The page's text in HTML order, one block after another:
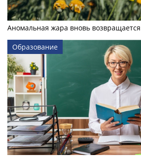
Аномальная жара вновь
Образование